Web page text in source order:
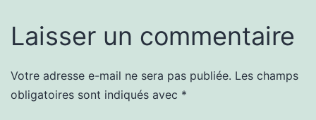
Laisser un commentaire
Votre adresse e-mail ne sera pas publiée. Les champs
obligatoires sont indiqués avec *